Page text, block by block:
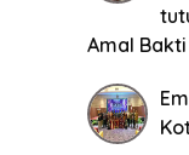
Amal